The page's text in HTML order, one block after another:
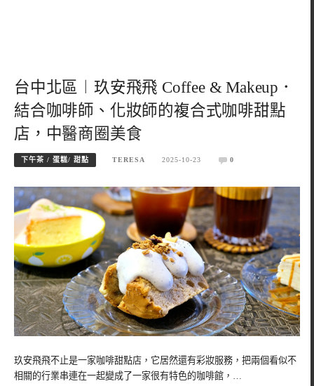
台中北區︱玖安飛飛 Coffee & Makeup．
結合咖啡師、化妝師的複合式咖啡甜點
店，中醫商圈美食
下午茶 / 蛋糕/ 甜點 TERESA 2025-10-23 0
玖安飛飛不止是一家咖啡甜點店，它居然還有彩妝服務，把兩個看似不
相關的行業串連在一起變成了一家很有特色的咖啡館，…